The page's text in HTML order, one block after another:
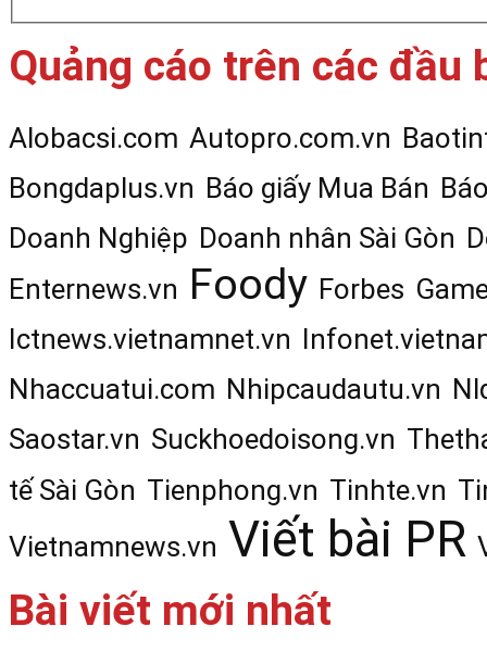
Quảng cáo trên các đầu
Alobacsi.com Autopro.com.vn
Bongdaplus.vn Báo giấy Mua Bán
Doanh Nghiệp Doanh nhân Sài Gòn
Enternews.vn Foody Forbes
Ictnews.vietnamnet.vn
Nhaccuatui.com Nhipcaudautu.vn
Saostar.vn Suckhoedoisong.vn
tế Sài Gòn Tienphong.vn Tinhte.vn
Vietnamnews.vn Viết bài PR
Bài viết mới nhất